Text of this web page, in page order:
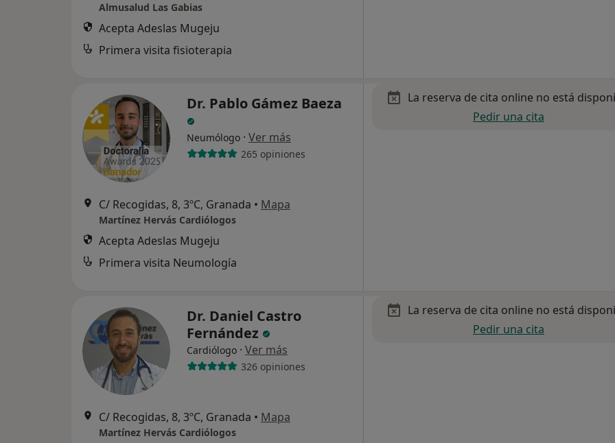
Almusalud Las Gabias
Acepta Adeslas Mugeju
Primera visita fisioterapia
Dr. Pablo Gámez Baeza
Neumólogo · Ver más
265 opiniones
C/ Recogidas, 8, 3ºC, Granada • Mapa
Martínez Hervás Cardiólogos
Acepta Adeslas Mugeju
Primera visita Neumología
La reserva de cita online no está
Pedir una cita
Dr. Daniel Castro
Fernández
Cardiólogo · Ver más
326 opiniones
C/ Recogidas, 8, 3ºC, Granada • Mapa
Martínez Hervás Cardiólogos
La reserva de cita online no está
Pedir una cita